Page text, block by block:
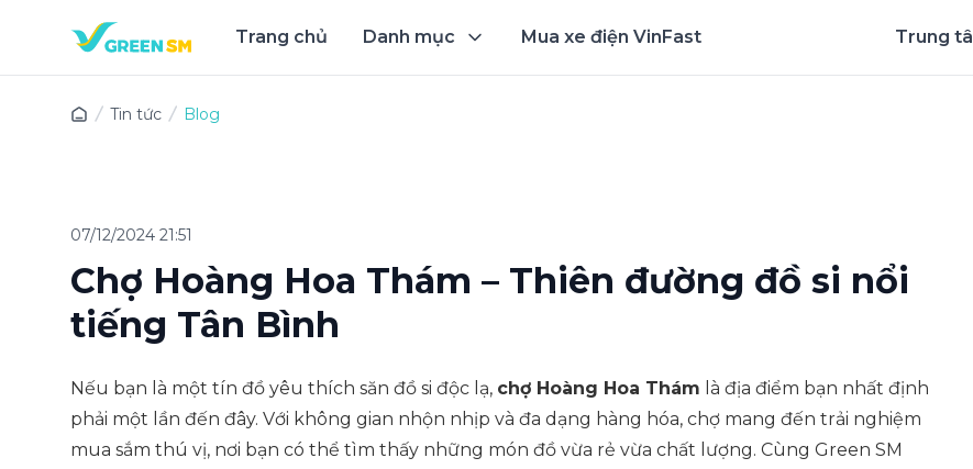
Trang chủ Danh mục Mua xe điện VinFast Trung
Tin tức Blog
07/12/2024 21:51
Chợ Hoàng Hoa Thám – Thiên đường đồ si nổi
tiếng Tân Bình
Nếu bạn là một tín đồ yêu thích săn đồ si độc lạ, chợ Hoàng Hoa Thám là địa điểm bạn nhất định
phải một lần đến đây. Với không gian nhộn nhịp và đa dạng hàng hóa, chợ mang đến trải nghiệm
mua sắm thú vị, nơi bạn có thể tìm thấy những món đồ vừa rẻ vừa chất lượng. Cùng Green SM